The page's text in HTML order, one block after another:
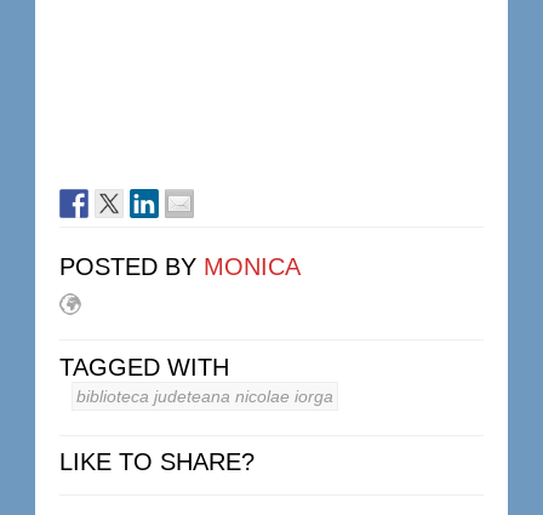
POSTED BY MONICA
TAGGED WITH
biblioteca judeteana nicolae iorga
LIKE TO SHARE?